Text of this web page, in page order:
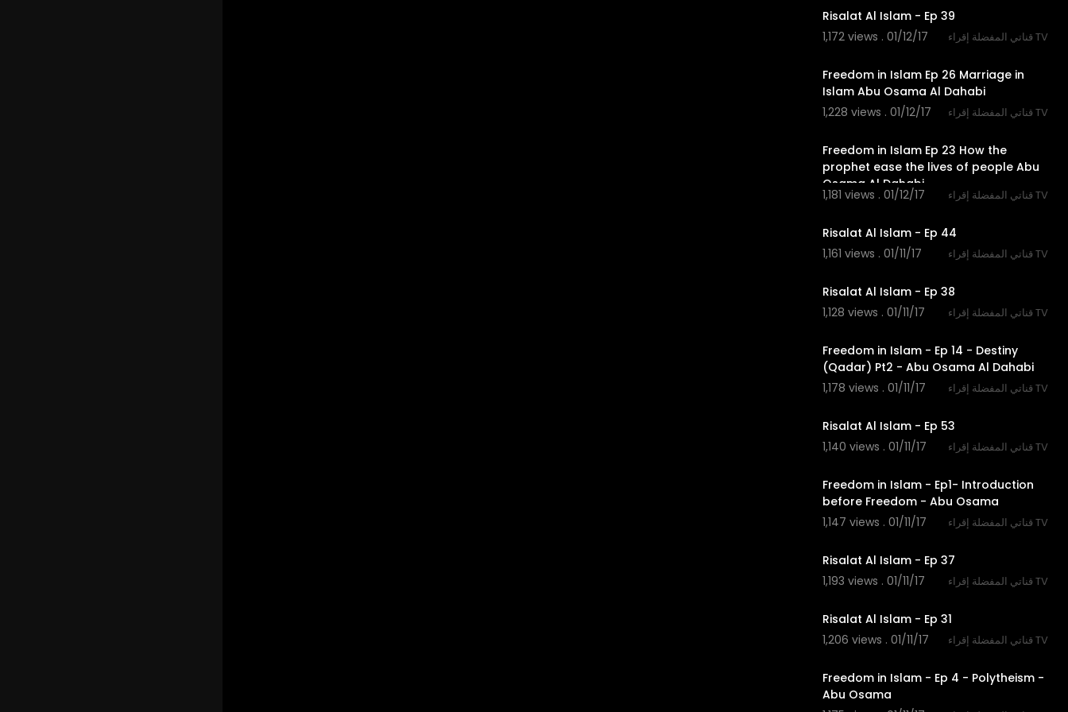
Risalat Al Islam - Ep 39
1,172 views . 01/12/17
قناتي المفضلة إقراء TV
Freedom in Islam Ep 26 Marriage in
Islam Abu Osama Al Dahabi
1,228 views . 01/12/17
قناتي المفضلة إقراء TV
Freedom in Islam Ep 23 How the
prophet ease the lives of people Abu
Osama Al Dahabi
1,181 views . 01/12/17 قناتي المفضلة إقراء TV
Risalat Al Islam - Ep 44
1,161 views . 01/11/17
قناتي المفضلة إقراء TV
Risalat Al Islam - Ep 38
1,128 views . 01/11/17
قناتي المفضلة إقراء TV
Freedom in Islam - Ep 14 - Destiny
(Qadar) Pt2 - Abu Osama Al Dahabi
1,178 views . 01/11/17
قناتي المفضلة إقراء TV
Risalat Al Islam - Ep 53
1,140 views . 01/11/17
قناتي المفضلة إقراء TV
Freedom in Islam - Ep1- Introduction
before Freedom - Abu Osama
1,147 views . 01/11/17
قناتي المفضلة إقراء TV
Risalat Al Islam - Ep 37
1,193 views . 01/11/17
قناتي المفضلة إقراء TV
Risalat Al Islam - Ep 31
1,206 views . 01/11/17
قناتي المفضلة إقراء TV
Freedom in Islam - Ep 4 - Polytheism -
Abu Osama